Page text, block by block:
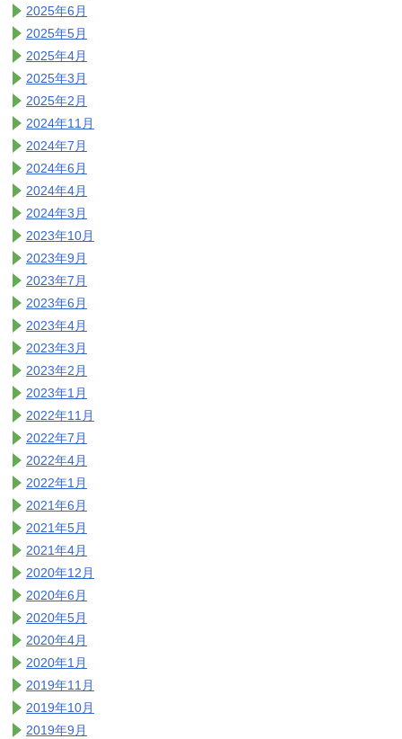
2025年6月
2025年5月
2025年4月
2025年3月
2025年2月
2024年11月
2024年7月
2024年6月
2024年4月
2024年3月
2023年10月
2023年9月
2023年7月
2023年6月
2023年4月
2023年3月
2023年2月
2023年1月
2022年11月
2022年7月
2022年4月
2022年1月
2021年6月
2021年5月
2021年4月
2020年12月
2020年6月
2020年5月
2020年4月
2020年1月
2019年11月
2019年10月
2019年9月